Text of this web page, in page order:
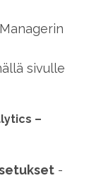
sivulle
–
-